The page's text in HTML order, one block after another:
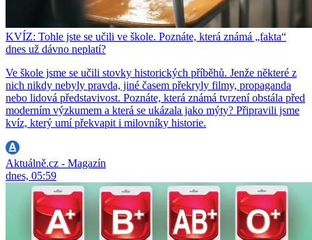
KVÍZ: Tohle jste se učili ve škole. Poznáte, která známá „fakta“
dnes už dávno neplatí?
Ve škole jsme se učili stovky historických příběhů. Jenže některé z
nich nikdy nebyly pravda, jiné časem překryly filmy, propaganda
nebo lidová představivost. Poznáte, která známá tvrzení obstála před
moderním výzkumem a která se ukázala jako mýty? Připravili jsme
kvíz, který umí překvapit i milovníky historie.
Aktuálně.cz - Magazín
dnes, 05:59